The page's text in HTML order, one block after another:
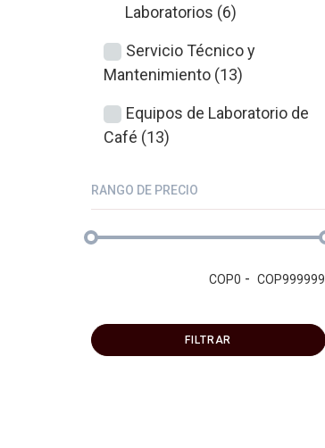
Laboratorios (6)
Servicio Técnico y
Mantenimiento (13)
Equipos de Laboratorio de
Café (13)
RANGO DE PRECIO
COP0 - COP999999
FILTRAR